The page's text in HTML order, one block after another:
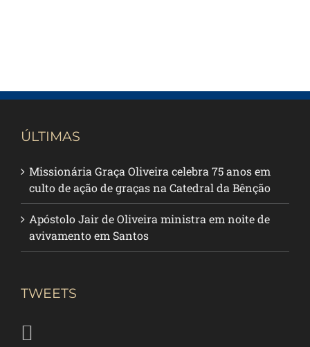
ÚLTIMAS
Missionária Graça Oliveira celebra 75 anos em
culto de ação de graças na Catedral da Bênção
Apóstolo Jair de Oliveira ministra em noite de
avivamento em Santos
TWEETS